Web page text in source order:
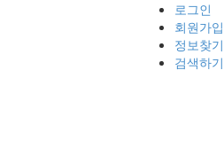
로그인
회원가입
정보찾기
검색하기